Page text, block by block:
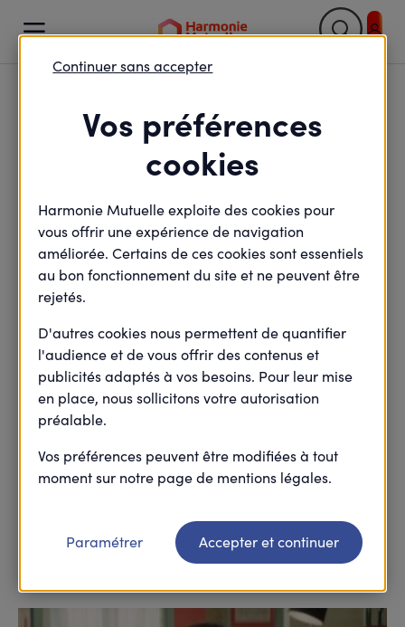

Ensemble vers l’Éco-
santé : agissons plus
tôt, plus vite et
autrement sur notre
8 minute(s) de lecture
min de lecture
Mis à jour le 5 mars 2026
Avec l’Éco-santé, Harmonie Mutuelle propose à
Vos préférences
cookies
Harmonie Mutuelle exploite des cookies pour
vous offrir une expérience de navigation
améliorée. Certains de ces cookies sont essentiels
au bon fonctionnement du site et ne peuvent être
rejetés.
D'autres cookies nous permettent de quantifier
l'audience et de vous offrir des contenus et
publicités adaptés à vos besoins. Pour leur mise
en place, nous sollicitons votre autorisation
préalable.
Vos préférences peuvent être modifiées à tout
moment sur notre page de mentions légales.
Continuer sans accepter
Paramétrer Accepter et continuer